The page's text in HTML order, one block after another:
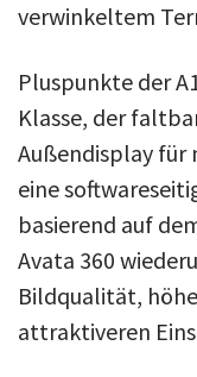
verwinkeltem
Pluspunkte der
Klasse, der
Außendisplay für
eine
basierend auf
Avata 360
Bildqualität,
attraktiveren